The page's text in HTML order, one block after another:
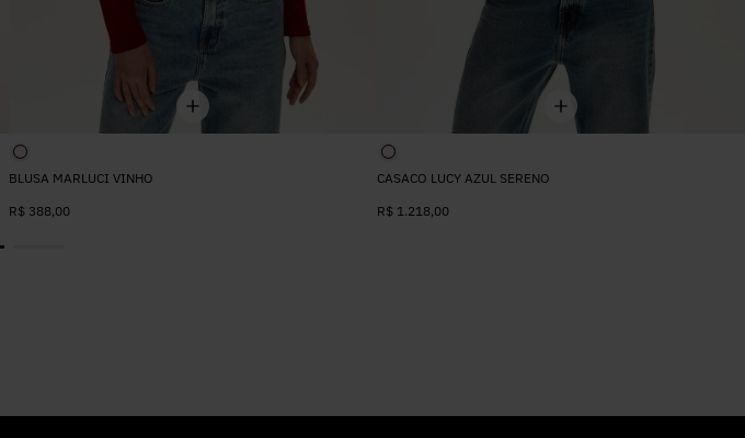
BLUSA MARLUCI VINHO
R$ 388,00
CASACO LUCY AZUL SERENO
R$ 1.218,00